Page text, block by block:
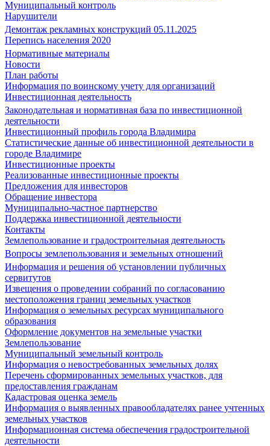
Муниципальный контроль
Нарушители
Демонтаж рекламных конструкций 05.11.2025
Перепись населения 2020
Нормативные материалы
Новости
План работы
Информация по воинскому учету для организаций
Инвестиционная деятельность
Законодательная и нормативная база по инвестиционной
деятельности
Инвестиционный профиль города Владимира
Статистические данные об инвестиционной деятельности в
городе Владимире
Инвестиционные проекты
Реализованные инвестиционные проекты
Предложения для инвесторов
Обращение инвестора
Муниципально-частное партнерство
Поддержка инвестиционной деятельности
Контакты
Землепользование и градостроительная деятельность
Вопросы землепользования и земельных отношений
Информация и решения об установлении публичных
сервитутов
Извещения о проведении собраний по согласованию
местоположения границ земельных участков
Информация о земельных ресурсах муниципального
образования
Оформление документов на земельные участки
Землепользование
Муниципальный земельный контроль
Информация о невостребованных земельных долях
Перечень сформированных земельных участков, для
предоставления гражданам
Кадастровая оценка земель
Информация о выявленных правообладателях ранее учтенных
земельных участков
Информационная система обеспечения градостроительной
деятельности